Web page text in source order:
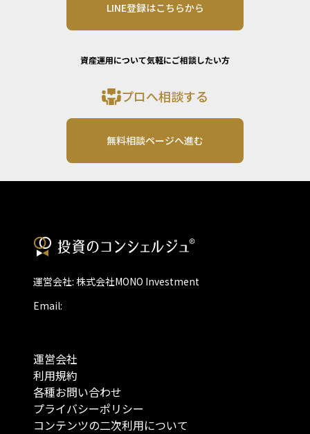
LINE登録はこちらから
資産運用について気軽にご相談したい方
プロへ相談する
無料相談ページへ進む
運営会社: 株式会社MONO Investment
Email:
運営会社
利用規約
各種お問い合わせ
プライバシーポリシー
コンテンツの二次利用について